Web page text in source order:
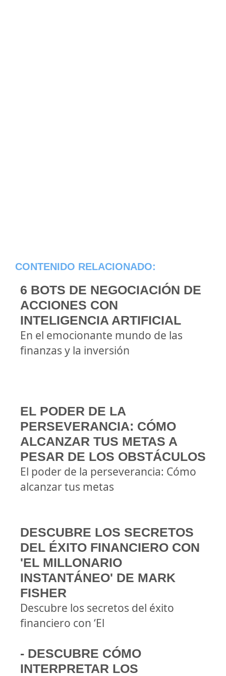
CONTENIDO RELACIONADO:
6 BOTS DE NEGOCIACIÓN DE
ACCIONES CON
INTELIGENCIA ARTIFICIAL
En el emocionante mundo de las
finanzas y la inversión
EL PODER DE LA
PERSEVERANCIA: CÓMO
ALCANZAR TUS METAS A
PESAR DE LOS OBSTÁCULOS
El poder de la perseverancia: Cómo
alcanzar tus metas
DESCUBRE LOS SECRETOS
DEL ÉXITO FINANCIERO CON
'EL MILLONARIO
INSTANTÁNEO' DE MARK
FISHER
Descubre los secretos del éxito
financiero con ‘El
- DESCUBRE CÓMO
INTERPRETAR LOS